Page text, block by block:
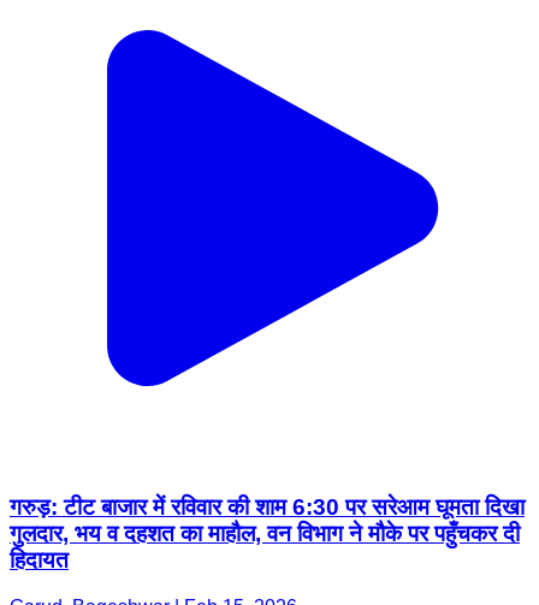
गरुड़: टीट बाजार में रविवार की शाम 6:30 पर सरेआम घूमता दिखा
गुलदार, भय व दहशत का माहौल, वन विभाग ने मौके पर पहुँचकर दी
हिदायत